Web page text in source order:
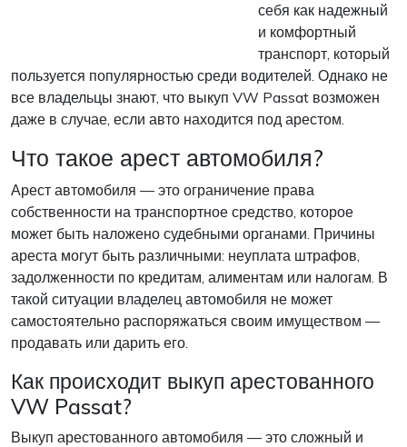
себя как надежный
и комфортный
транспорт, который
пользуется популярностью среди водителей. Однако не
все владельцы знают, что выкуп VW Passat возможен
даже в случае, если авто находится под арестом.
Что такое арест автомобиля?
Арест автомобиля — это ограничение права
собственности на транспортное средство, которое
может быть наложено судебными органами. Причины
ареста могут быть различными: неуплата штрафов,
задолженности по кредитам, алиментам или налогам. В
такой ситуации владелец автомобиля не может
самостоятельно распоряжаться своим имуществом —
продавать или дарить его.
Как происходит выкуп арестованного
VW Passat?
Выкуп арестованного автомобиля — это сложный и